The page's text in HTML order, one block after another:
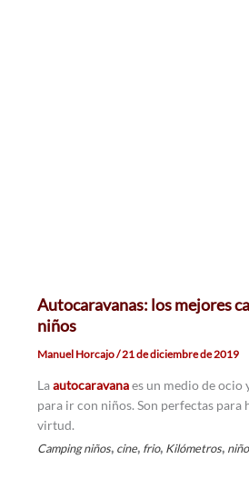
Autocaravanas: los mejores
niños
Manuel Horcajo/21 de diciembre de 2019
Laautocaravanaes un medio de
para ir con niños. Son perfectas para
virtud.
Camping niños, cine, frio, Kilómetros,